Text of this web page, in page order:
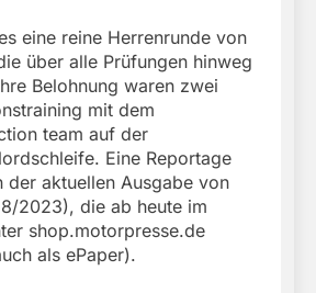
eine reine Herrenrunde von
über alle Prüfungen hinweg
Belohnung waren zwei
mit dem
team auf der
Eine Reportage
der aktuellen Ausgabe von
2023), die ab heute im
shop.motorpresse.de
als ePaper).